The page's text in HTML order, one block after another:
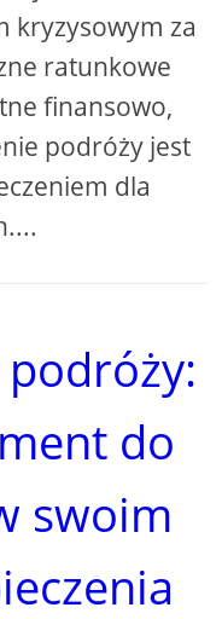
kryzysowym za
ratunkowe
finansowo,
podróży jest
dla
do
swoim